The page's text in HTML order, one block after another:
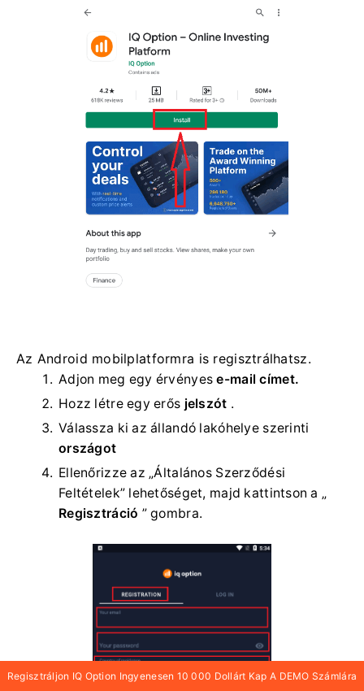
Az Android mobilplatformra is regisztrálhatsz.
Adjon meg egy érvényese-mail címet.
Hozz létre egy erős jelszót .
Válassza kiaz állandó lakóhelye szerinti
országot
Ellenőrizze az „Általános Szerződési
Feltételek” lehetőséget, majd kattintson a „
Regisztráció ” gombra.
Regisztráljon IQ Option Ingyenesen 10 000 Dollárt Kap A DEMO Számlára